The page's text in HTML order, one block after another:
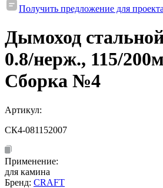
Получить предложение для проекта
Дымоход
0.8/нерж., 115/
Сборка №4
Артикул:
СК4-081152007
Применение:
для камина
Бренд: CRAFT